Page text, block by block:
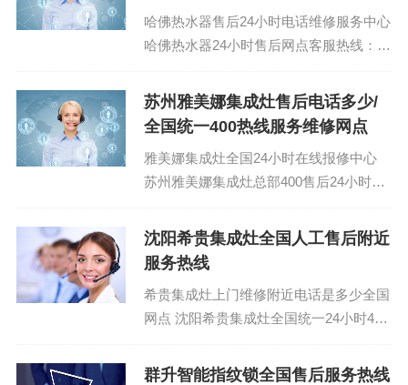
哈佛热水器售后24小时电话维修服务中心
哈佛热水器24小时售后网点客服热线：
1865-909（点...
苏州雅美娜集成灶售后电话多少/
全国统一400热线服务维修网点
雅美娜集成灶全国24小时在线报修中心
苏州雅美娜集成灶总部400售后24小时维
拨打）...
沈阳希贵集成灶全国人工售后附近
服务热线
希贵集成灶上门维修附近电话是多少全国
网点 沈阳希贵集成灶全国统一24小时400
询）（2）400-1865...
群升智能指纹锁全国售后服务热线